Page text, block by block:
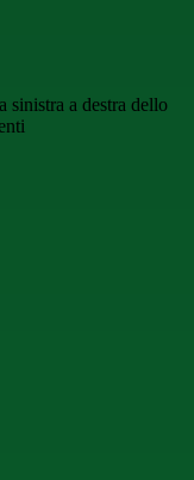
sinistra a destra dello